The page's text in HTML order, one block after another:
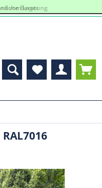
vom Lager
Beratung